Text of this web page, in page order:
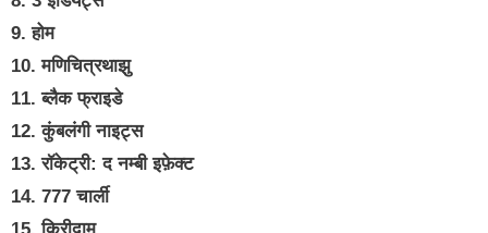
9. होम
10. मणिचित्रथाझु
11. ब्लैक फ्राइडे
12. कुंबलंगी नाइट्स
13. रॉकेट्री: द नम्बी इफ़ेक्ट
14. 777 चार्ली